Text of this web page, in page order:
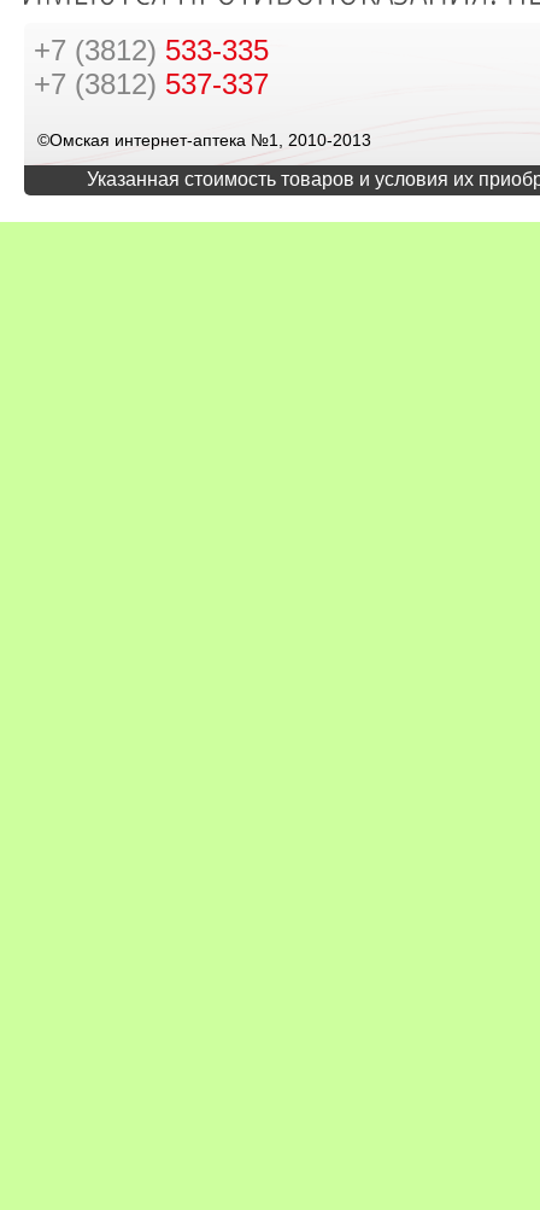
+7 (3812) 533-335
+7 (3812) 537-337
©Омская интернет-аптека №1, 2010-2013
Указанная стоимость товаров и условия их